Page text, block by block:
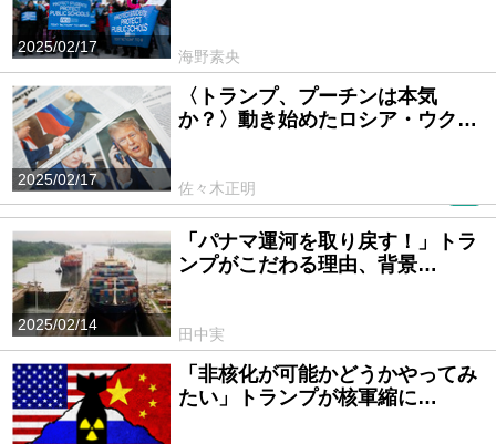
2025/02/17
海野素央
2025/02/17
〈トランプ、プーチンは本気
か？〉動き始めたロシア・ウク…
佐々木正明
2025/02/14
「パナマ運河を取り戻す！」トラ
ンプがこだわる理由、背景…
田中実
「非核化が可能かどうかやってみ
たい」トランプが核軍縮に…